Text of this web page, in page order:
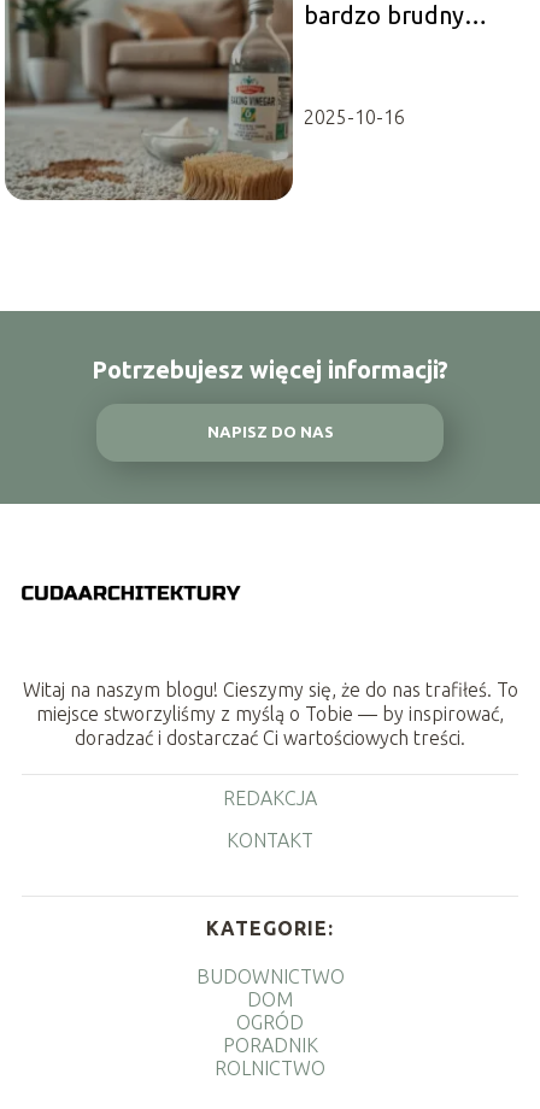
bardzo brudny
domowe metody
2025-10-16
Potrzebujesz więcej informacji?
NAPISZ DO NAS
Witaj na naszym blogu! Cieszymy się, że do nas trafiłeś. To
miejsce stworzyliśmy z myślą o Tobie — by inspirować,
doradzać i dostarczać Ci wartościowych treści.
REDAKCJA
KONTAKT
KATEGORIE:
BUDOWNICTWO
DOM
OGRÓD
PORADNIK
ROLNICTWO